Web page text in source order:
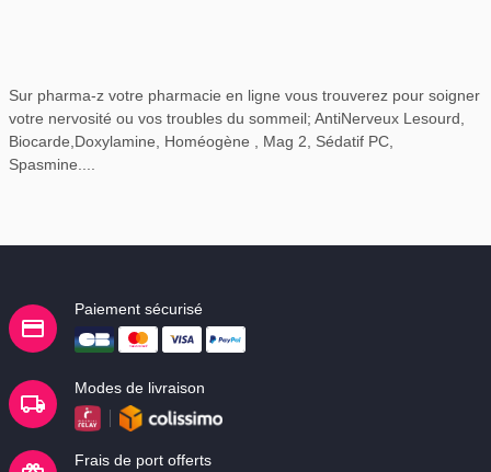
Sur pharma-z votre pharmacie en ligne vous trouverez pour soigner
votre nervosité ou vos troubles du sommeil; AntiNerveux Lesourd,
Biocarde,Doxylamine, Homéogène , Mag 2, Sédatif PC,
Spasmine....
Paiement sécurisé
Modes de livraison
Frais de port offerts